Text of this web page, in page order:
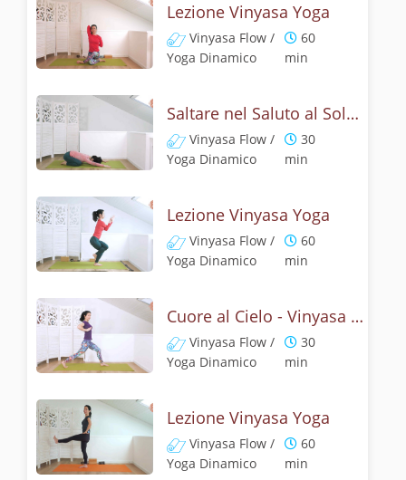
Lezione Vinyasa Yoga
Vinyasa Flow /
Yoga Dinamico
60
min
Saltare nel Saluto al Sole - Vinyasa Yoga
Vinyasa Flow /
Yoga Dinamico
30
min
Lezione Vinyasa Yoga
Vinyasa Flow /
Yoga Dinamico
60
min
Cuore al Cielo - Vinyasa yoga energizzante
Vinyasa Flow /
Yoga Dinamico
30
min
Lezione Vinyasa Yoga
Vinyasa Flow /
Yoga Dinamico
60
min